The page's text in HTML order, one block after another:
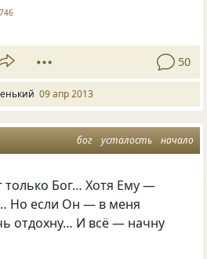
746
50
09 апр 2013
бог усталость начало
только Бог… Хотя Ему —
Но если Он — в меня
отдохну… И всё — начну